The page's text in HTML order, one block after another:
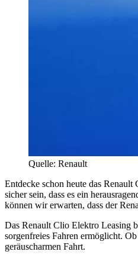
Quelle: Renault
Entdecke schon heute das
sicher sein, dass es ein
können wir erwarten, dass der
Das Renault Clio Elektro Leasing
sorgenfreies Fahren ermöglicht.
geräuscharmen Fahrt.